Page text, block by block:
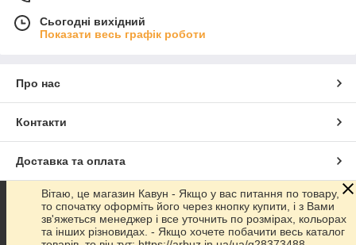
Сьогодні вихідний
Показати весь графік роботи
Про нас
Контакти
Доставка та оплата
Графік роботи
Повна версія сайту
Вітаю, це магазин Кавун - Якщо у вас питання по товару,
то спочатку оформіть його через кнопку купити, і з Вами
зв'яжеться менеджер і все уточнить по розмірах, кольорах
та інших різновидах. - Якщо хочете побачити весь каталог